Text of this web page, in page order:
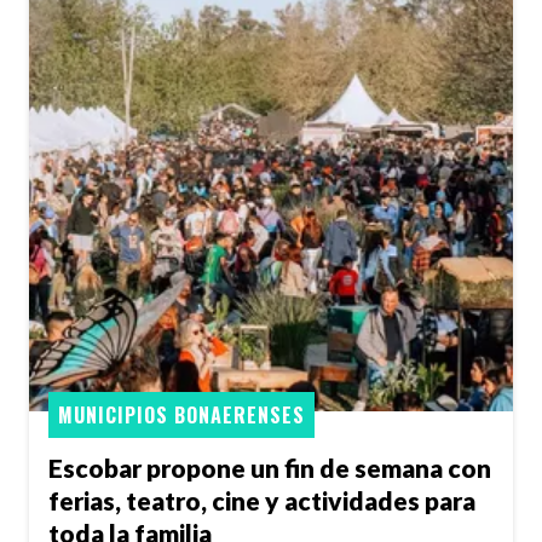
Escobar propone un fin de semana con
ferias, teatro, cine y actividades para
toda la familia
MUNICIPIOS BONAERENSES